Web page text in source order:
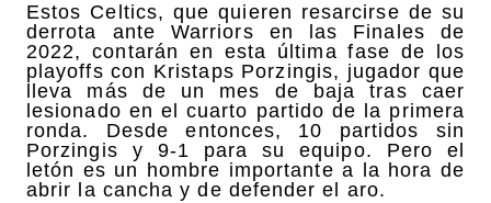
Estos Celtics, que quieren resarcirse de su
derrota ante Warriors en las Finales de
2022, contarán en esta última fase de los
playoffs con Kristaps Porzingis, jugador que
lleva más de un mes de baja tras caer
lesionado en el cuarto partido de la primera
ronda. Desde entonces, 10 partidos sin
Porzingis y 9-1 para su equipo. Pero el
letón es un hombre importante a la hora de
abrir la cancha y de defender el aro.